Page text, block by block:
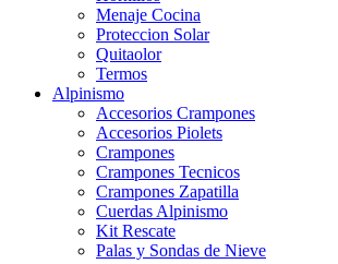
Menaje Cocina
Proteccion Solar
Quitaolor
Termos
Alpinismo
Accesorios Crampones
Accesorios Piolets
Crampones
Crampones Tecnicos
Crampones Zapatilla
Cuerdas Alpinismo
Kit Rescate
Palas y Sondas de Nieve